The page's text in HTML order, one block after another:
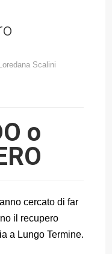
Scalini
o
cercato di far
il recupero
a Lungo Termine.